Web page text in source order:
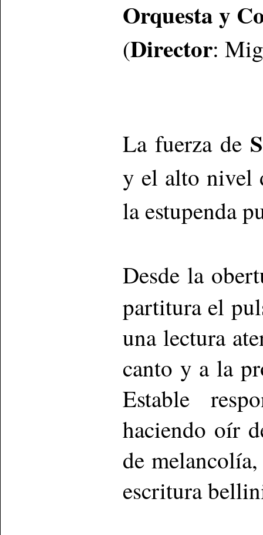
Orquesta y
(Director:
La fuerza de
y el alto
la estupenda
Desde la
partitura el
una lectura
canto y a la
Estable
haciendo oír
de
escritura